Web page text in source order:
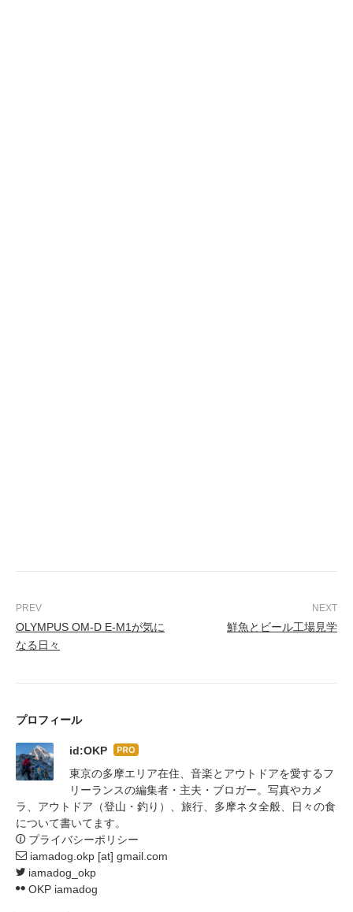
OLYMPUS OM-D E-M1が気に
なる日々
鮮魚とビール工場見学
プロフィール
id:OKP はて
なブ
ログ
Pro
東京の多摩エリア在住、音楽とアウトドアを愛するフ
リーランスの編集者・主夫・ブロガー。写真やカメ
ラ、アウトドア（登山・釣り）、旅行、多摩ネタ全般、日々の食
について書いてます。
プライバシーポリシー
iamadog.okp [at] gmail.com
iamadog_okp
OKP iamadog